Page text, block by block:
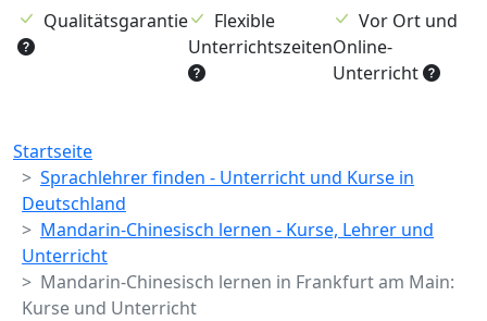
Qualitätsgarantie
Flexible
Unterrichtszeiten
Vor Ort und
Online-
Unterricht
Breadcrumb
Startseite
Sprachlehrer finden - Unterricht und Kurse in
Deutschland
Mandarin-Chinesisch lernen - Kurse, Lehrer und
Unterricht
Mandarin-Chinesisch lernen in Frankfurt am Main:
Kurse und Unterricht